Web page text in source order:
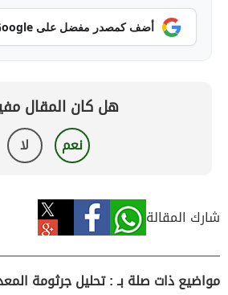
أضف كمصدر مفضل على Google
هل كان المقال
نعم لا
شارك المقالة
مواضيع ذات صلة بـ : تحليل جرثومة